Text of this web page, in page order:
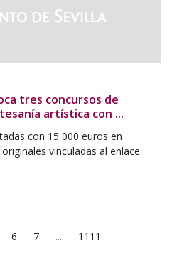
tres concursos de
artística con ...
con 15 000 euros en
vinculadas al enlace
6 7 ... 1111